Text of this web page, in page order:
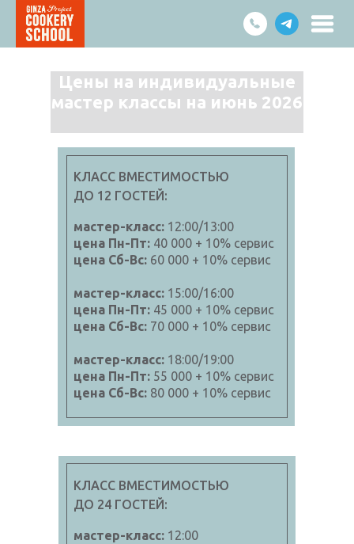
КЛАСС ВМЕСТИМОСТЬЮ
ДО 12 ГОСТЕЙ:
КЛАСС ВМЕСТИМОСТЬЮ
ДО 24 ГОСТЕЙ:
мастер-класс: 12:00
мастер-класс: 12:00/13:00
цена Пн-Пт: 40 000 + 10% сервис
цена Сб-Вс: 60 000 + 10% сервис
мастер-класс: 15:00/16:00
цена Пн-Пт: 45 000 + 10% сервис
цена Сб-Вс: 70 000 + 10% сервис
мастер-класс: 18:00/19:00
цена Пн-Пт: 55 000 + 10% сервис
цена Сб-Вс: 80 000 + 10% сервис
Цены на индивидуальные
мастер классы на июнь 2026